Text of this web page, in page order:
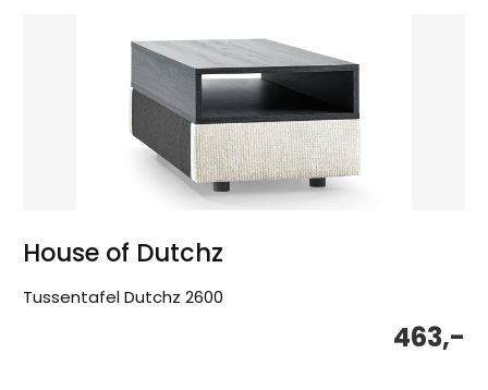
House of Dutchz
Tussentafel Dutchz 2600
463,-